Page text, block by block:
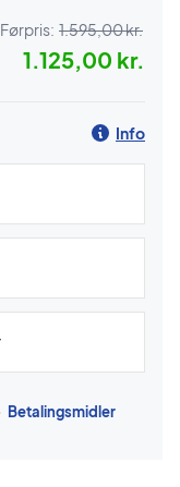
Førpris: 1.595,00 kr.
1.125,00 kr.
Info
Betalingsmidler